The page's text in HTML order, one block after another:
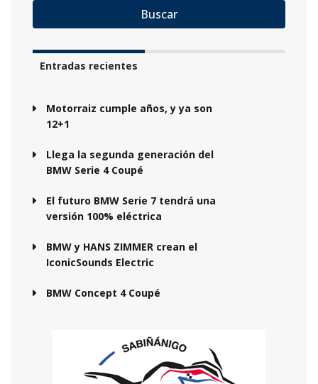
Buscar
Entradas recientes
Motorraiz cumple años, y ya son
12+1
Llega la segunda generación del
BMW Serie 4 Coupé
El futuro BMW Serie 7 tendrá una
versión 100% eléctrica
BMW y HANS ZIMMER crean el
IconicSounds Electric
BMW Concept 4 Coupé